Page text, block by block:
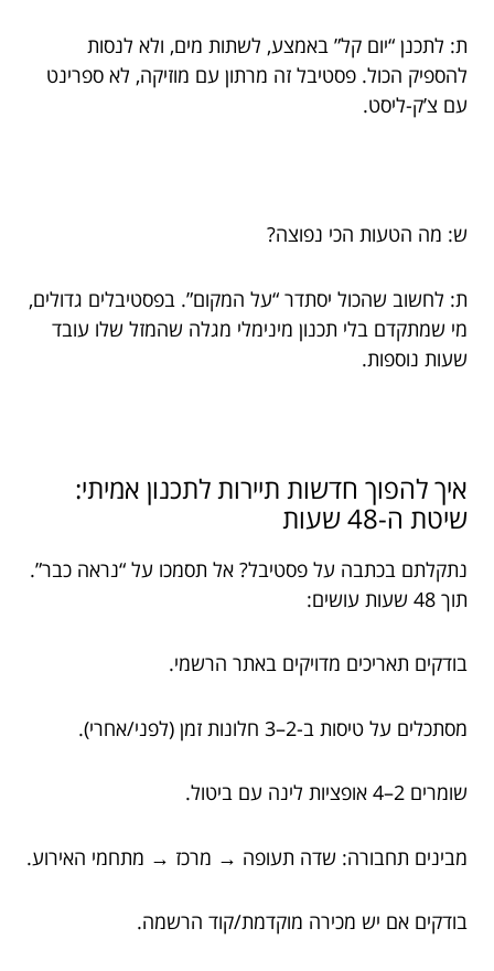
ת: לתכנן “יום קל” באמצע, לשתות מים, ולא לנסות
להספיק הכול. פסטיבל זה מרתון עם מוזיקה, לא ספרינט
עם צ’ק-ליסט.
ש: מה הטעות הכי נפוצה?
ת: לחשוב שהכול יסתדר “על המקום”. בפסטיבלים גדולים,
מי שמתקדם בלי תכנון מינימלי מגלה שהמזל שלו עובד
שעות נוספות.
איך להפוך חדשות תיירות לתכנון אמיתי:
שיטת ה-48 שעות
נתקלתם בכתבה על פסטיבל? אל תסמכו על “נראה כבר”.
תוך 48 שעות עושים:
בודקים תאריכים מדויקים באתר הרשמי.
מסתכלים על טיסות ב-2–3 חלונות זמן (לפני/אחרי).
שומרים 2–4 אופציות לינה עם ביטול.
מבינים תחבורה: שדה תעופה → מרכז → מתחמי האירוע.
בודקים אם יש מכירה מוקדמת/קוד הרשמה.